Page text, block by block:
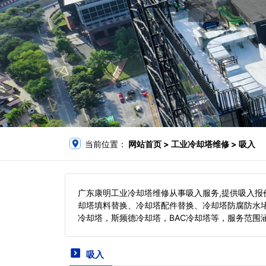
当前位置： 网站首页 > 工业冷却塔维修 > 吸入
广东康明工业冷却塔维修从事吸入服务,提供吸入
却塔填料替换、冷却塔配件替换、冷却塔防腐防
冷却塔，斯频德冷却塔，BAC冷却塔等，服务范
吸入